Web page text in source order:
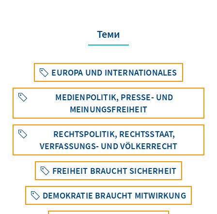
Теми
EUROPA UND INTERNATIONALES
MEDIENPOLITIK, PRESSE- UND
MEINUNGSFREIHEIT
RECHTSPOLITIK, RECHTSSTAAT,
VERFASSUNGS- UND VÖLKERRECHT
FREIHEIT BRAUCHT SICHERHEIT
DEMOKRATIE BRAUCHT MITWIRKUNG